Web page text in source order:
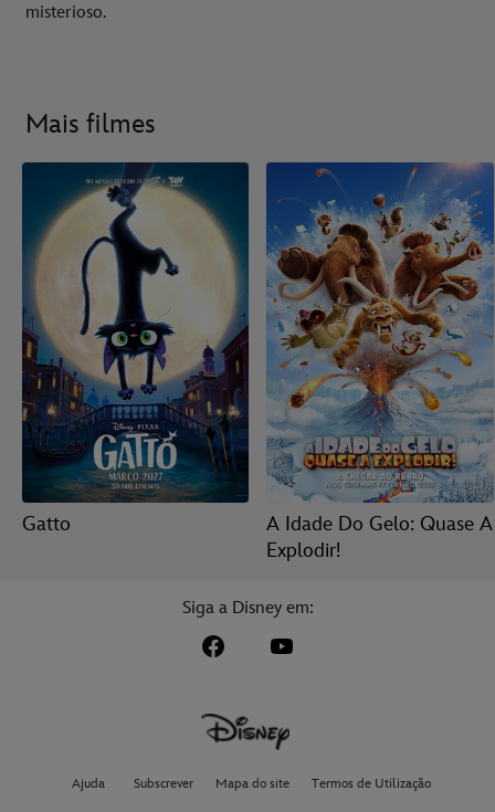
misterioso.
Mais filmes
Gatto
A Idade Do Gelo: Quase A
Explodir!
Siga a Disney em:
Ajuda Subscrever Mapa do site Termos de Utilização